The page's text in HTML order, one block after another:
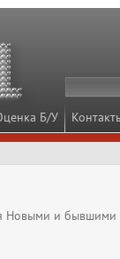
Б/У
Новыми и бывшими